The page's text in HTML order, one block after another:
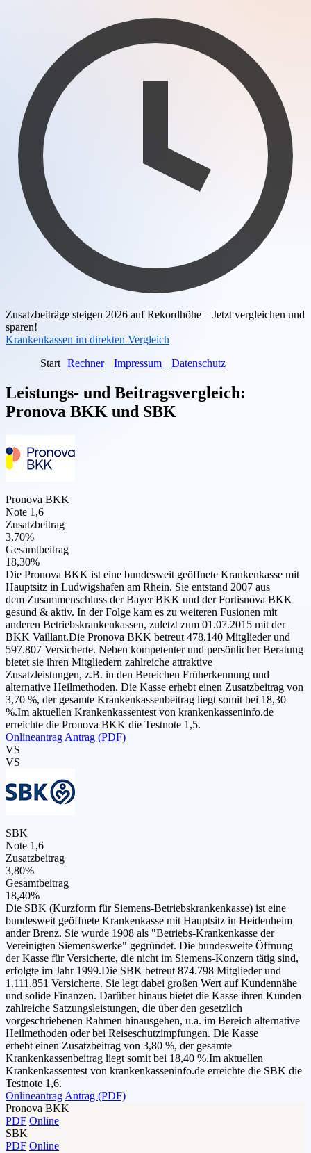
Zusatzbeiträge steigen 2026 auf Rekordhöhe – Jetzt vergleichen und
sparen!
Krankenkassen im direkten Vergleich
Start Rechner Impressum Datenschutz
Leistungs- und Beitragsvergleich:
Pronova BKK und SBK
Pronova BKK
Note 1,6
Zusatzbeitrag
3,70%
Gesamtbeitrag
18,30%
Die Pronova BKK ist eine bundesweit geöffnete Krankenkasse mit
Hauptsitz in Ludwigshafen am Rhein. Sie entstand 2007 aus
dem Zusammenschluss der Bayer BKK und der Fortisnova BKK
gesund & aktiv. In der Folge kam es zu weiteren Fusionen mit
anderen Betriebskrankenkassen, zuletzt zum 01.07.2015 mit der
BKK Vaillant.Die Pronova BKK betreut 478.140 Mitglieder und
597.807 Versicherte. Neben kompetenter und persönlicher Beratung
bietet sie ihren Mitgliedern zahlreiche attraktive
Zusatzleistungen, z.B. in den Bereichen Früherkennung und
alternative Heilmethoden. Die Kasse erhebt einen Zusatzbeitrag von
3,70 %, der gesamte Krankenkassenbeitrag liegt somit bei 18,30
%.Im aktuellen Krankenkassentest von krankenkasseninfo.de
erreichte die Pronova BKK die Testnote 1,5.
Onlineantrag Antrag (PDF)
VS
VS
SBK
Note 1,6
Zusatzbeitrag
3,80%
Gesamtbeitrag
18,40%
Die SBK (Kurzform für Siemens-Betriebskrankenkasse) ist eine
bundesweit geöffnete Krankenkasse mit Hauptsitz in Heidenheim
ander Brenz. Sie wurde 1908 als "Betriebs-Krankenkasse der
Vereinigten Siemenswerke" gegründet. Die bundesweite Öffnung
der Kasse für Versicherte, die nicht im Siemens-Konzern tätig sind,
erfolgte im Jahr 1999.Die SBK betreut 874.798 Mitglieder und
1.111.851 Versicherte. Sie legt dabei großen Wert auf Kundennähe
und solide Finanzen. Darüber hinaus bietet die Kasse ihren Kunden
zahlreiche Satzungsleistungen, die über den gesetzlich
vorgeschriebenen Rahmen hinausgehen, u.a. im Bereich alternative
Heilmethoden oder bei Reiseschutzimpfungen. Die Kasse
erhebt einen Zusatzbeitrag von 3,80 %, der gesamte
Krankenkassenbeitrag liegt somit bei 18,40 %.Im aktuellen
Krankenkassentest von krankenkasseninfo.de erreichte die SBK die
Testnote 1,6.
Onlineantrag Antrag (PDF)
Pronova BKK
PDF Online
SBK
PDF Online